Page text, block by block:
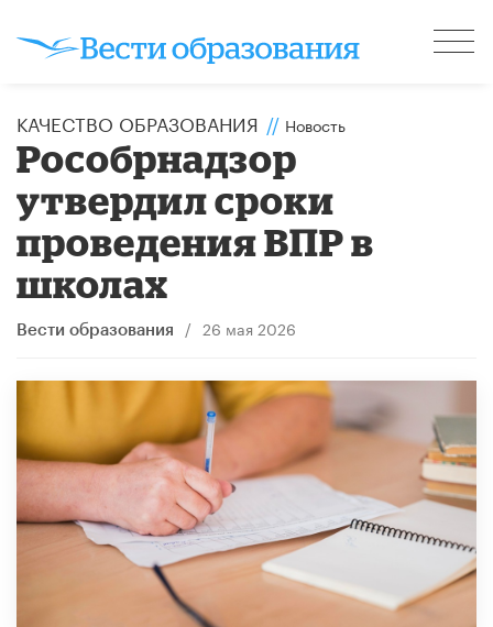
КАЧЕСТВО ОБРАЗОВАНИЯ // Новость
Рособрнадзор
утвердил сроки
проведения ВПР в
школах
Вести образования / 26 мая 2026